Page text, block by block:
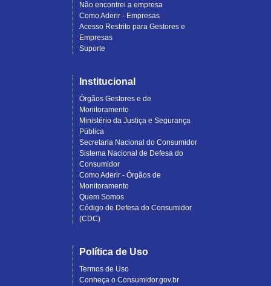
Não encontrei a empresa
Como Aderir - Empresas
Acesso Restrito para Gestores e
Empresas
Suporte
Institucional
Órgãos Gestores e de
Monitoramento
Ministério da Justiça e Segurança
Pública
Secretaria Nacional do Consumidor
Sistema Nacional de Defesa do
Consumidor
Como Aderir - Órgãos de
Monitoramento
Quem Somos
Código de Defesa do Consumidor
(CDC)
Política de Uso
Termos de Uso
Conheça o Consumidor.gov.br